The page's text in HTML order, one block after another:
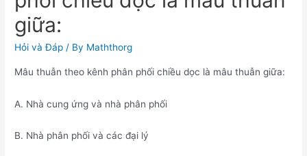
giữa:
Hỏi và Đáp / By Maththorg
Mâu thuẫn theo kênh phân phối chiều dọc là mâu thuẫn giữa:
A. Nhà cung ứng và nhà phân phối
B. Nhà phân phối và các đại lý